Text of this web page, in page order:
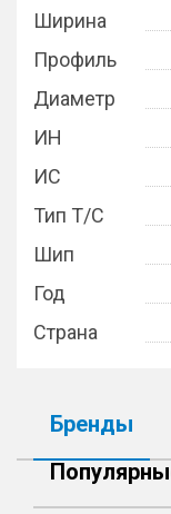
Ширина
Профиль
Диаметр
ИН
ИС
Тип Т/С
Шип
Год
Страна
Бренды